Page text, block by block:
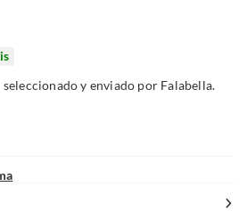
y enviado por Falabella.